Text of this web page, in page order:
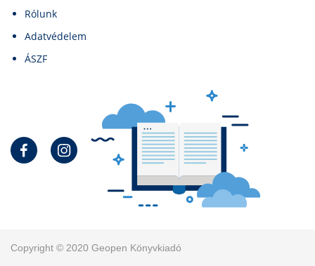
Rólunk
Adatvédelem
ÁSZF
Copyright © 2020 Geopen Könyvkiadó